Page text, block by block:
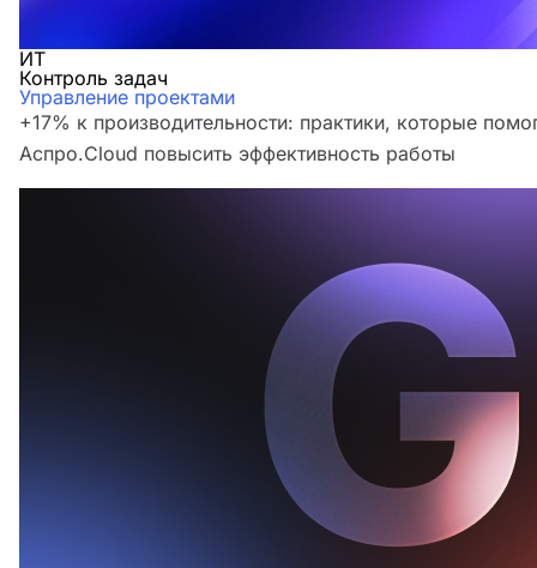
ИТ
Контроль задач
Управление проектами
+17% к производительности: практики, которые
Аспро.Cloud повысить эффективность работы